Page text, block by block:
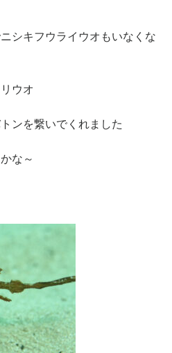
シキフウライウオもいなくな
ウオ
ンを繋いでくれました
な～